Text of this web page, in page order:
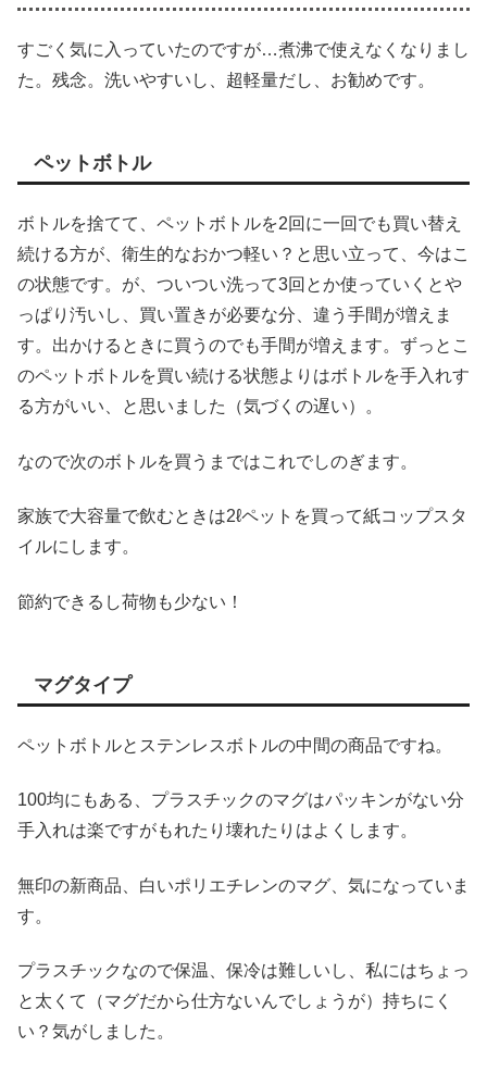
すごく気に入っていたのですが…煮沸で使えなくなりまし
た。残念。洗いやすいし、超軽量だし、お勧めです。
ペットボトル
ボトルを捨てて、ペットボトルを2回に一回でも買い替え
続ける方が、衛生的なおかつ軽い？と思い立って、今はこ
の状態です。が、ついつい洗って3回とか使っていくとや
っぱり汚いし、買い置きが必要な分、違う手間が増えま
す。出かけるときに買うのでも手間が増えます。ずっとこ
のペットボトルを買い続ける状態よりはボトルを手入れす
る方がいい、と思いました（気づくの遅い）。
なので次のボトルを買うまではこれでしのぎます。
家族で大容量で飲むときは2ℓペットを買って紙コップスタ
イルにします。
節約できるし荷物も少ない！
マグタイプ
ペットボトルとステンレスボトルの中間の商品ですね。
100均にもある、プラスチックのマグはパッキンがない分
手入れは楽ですがもれたり壊れたりはよくします。
無印の新商品、白いポリエチレンのマグ、気になっていま
す。
プラスチックなので保温、保冷は難しいし、私にはちょっ
と太くて（マグだから仕方ないんでしょうが）持ちにく
い？気がしました。